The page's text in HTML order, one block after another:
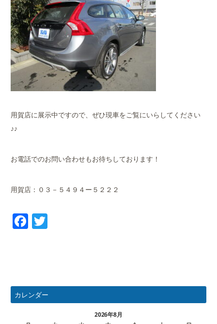
用賀店に展示中ですので、ぜひ現車をご覧にいらしてください
♪♪
お電話でのお問い合わせもお待ちしております！
用賀店：０３－５４９４ー５２２２
Facebook
カレンダー
2026年8月